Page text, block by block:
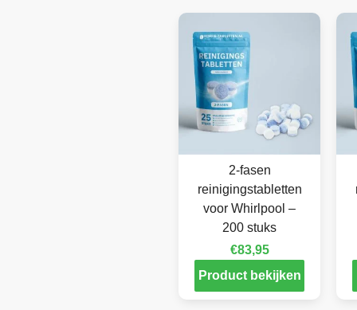
2-fasen
reinigingstabletten
voor Whirlpool –
200 stuks
€83,95
Product bekijken